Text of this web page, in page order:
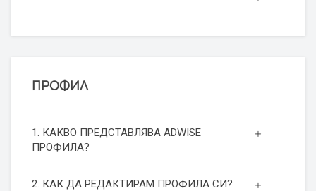
ПРОФИЛ
1. КАКВО ПРЕДСТАВЛЯВА ADWISE
ПРОФИЛА?
2. КАК ДА РЕДАКТИРАМ ПРОФИЛА СИ?